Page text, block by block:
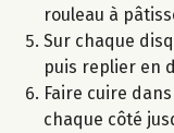
rouleau à
Sur chaque
puis replier en
Faire cuire
chaque côté